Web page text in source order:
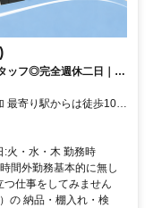
ッフ◎完全週休二日｜交
:火・水・木 勤務時
間外勤務基本的に無し
仕事をしてみません
の 納品・棚入れ・検